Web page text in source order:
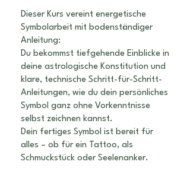
Dieser Kurs vereint energetische
Symbolarbeit mit bodenständiger
Anleitung:
Du bekommst tiefgehende Einblicke in
deine astrologische Konstitution und
klare, technische Schritt-für-Schritt-
Anleitungen, wie du dein persönliches
Symbol ganz ohne Vorkenntnisse
selbst zeichnen kannst.
Dein fertiges Symbol ist bereit für
alles – ob für ein Tattoo, als
Schmuckstück oder Seelenanker.